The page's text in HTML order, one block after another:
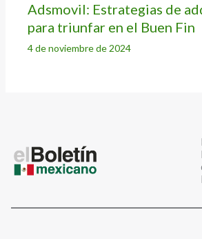
Adsmovil: Estrategias de
para triunfar en el Buen Fin
4 de noviembre de 2024